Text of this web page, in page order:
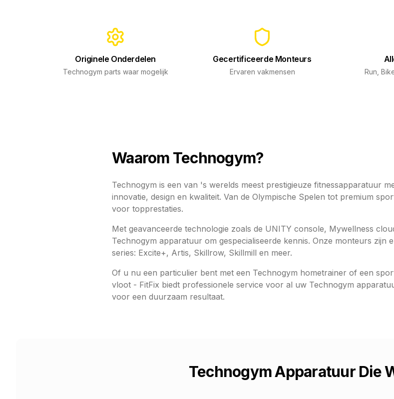
Originele Onderdelen
Technogym parts waar mogelijk
Gecertificeerde Monteurs
Ervaren vakmensen Run,
Waarom Technogym?
Technogym is een van 's werelds meest prestigieuze fitnessapparatuur
innovatie, design en kwaliteit. Van de Olympische Spelen tot premium
voor topprestaties.
Met geavanceerde technologie zoals de UNITY console, Mywellness
Technogym apparatuur om gespecialiseerde kennis. Onze monteurs zijn
series: Excite+, Artis, Skillrow, Skillmill en meer.
Of u nu een particulier bent met een Technogym hometrainer of een
vloot - FitFix biedt professionele service voor al uw Technogym
voor een duurzaam resultaat.
Technogym Apparatuur Die